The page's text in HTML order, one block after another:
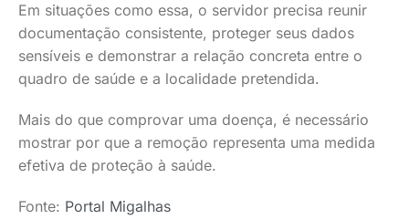
Em situações como essa, o servidor precisa reunir
documentação consistente, proteger seus dados
sensíveis e demonstrar a relação concreta entre o
quadro de saúde e a localidade pretendida.
Mais do que comprovar uma doença, é necessário
mostrar por que a remoção representa uma medida
efetiva de proteção à saúde.
Fonte: Portal Migalhas